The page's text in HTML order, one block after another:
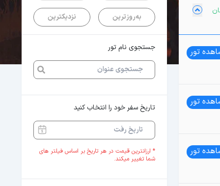
تور
تور
تور
به‌روزترین نزدیکترین
جستجوی نام تور
تاریخ سفر خود را انتخاب کنید
* ارزانترین قیمت در هر تاریخ بر اساس فیلتر های
شما تغییر میکند.